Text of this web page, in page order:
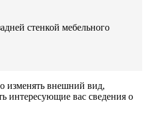
стенкой мебельного
изменять внешний вид,
интересующие вас сведения о